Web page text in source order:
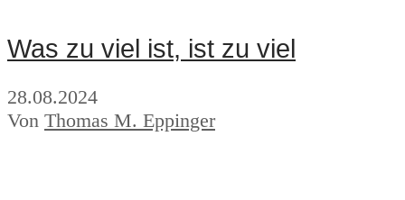
Was zu viel ist, ist zu viel
28.08.2024
Von Thomas M. Eppinger